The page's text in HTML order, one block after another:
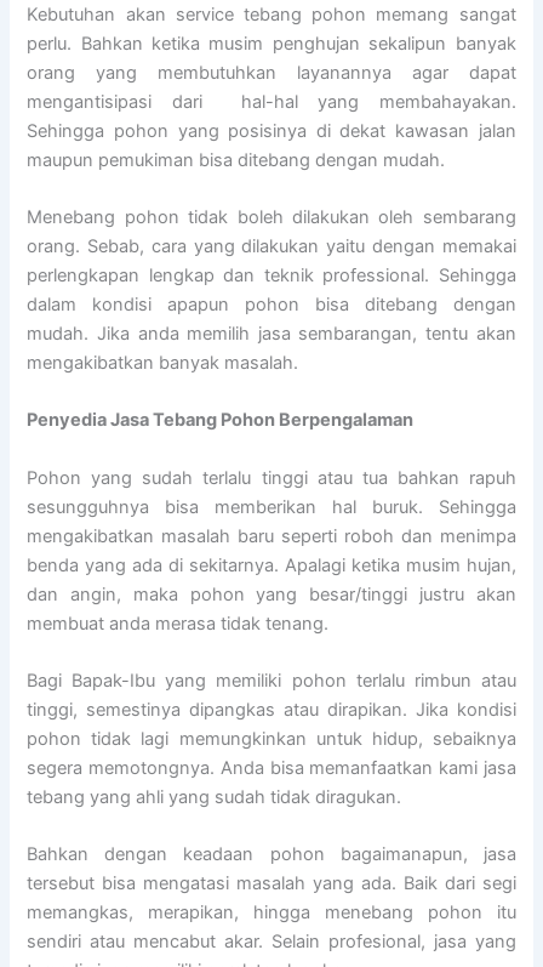
Kebutuhan akan service tebang pohon memang sangat
perlu. Bahkan ketika musim penghujan sekalipun banyak
orang yang membutuhkan layanannya agar dapat
mengantisipasi dari hal-hal yang membahayakan.
Sehingga pohon yang posisinya di dekat kawasan jalan
maupun pemukiman bisa ditebang dengan mudah.
Menebang pohon tidak boleh dilakukan oleh sembarang
orang. Sebab, cara yang dilakukan yaitu dengan memakai
perlengkapan lengkap dan teknik professional. Sehingga
dalam kondisi apapun pohon bisa ditebang dengan
mudah. Jika anda memilih jasa sembarangan, tentu akan
mengakibatkan banyak masalah.
PenyediaJasa Tebang Pohon Berpengalaman
Pohon yang sudah terlalu tinggi atau tua bahkan rapuh
sesungguhnya bisa memberikan hal buruk. Sehingga
mengakibatkan masalah baru seperti roboh dan menimpa
benda yang ada di sekitarnya. Apalagi ketika musim hujan,
dan angin, maka pohon yang besar/tinggi justru akan
membuat anda merasa tidak tenang.
Bagi Bapak-Ibu yang memiliki pohon terlalu rimbun atau
tinggi, semestinya dipangkas atau dirapikan. Jika kondisi
pohon tidak lagi memungkinkan untuk hidup, sebaiknya
segera memotongnya. Anda bisa memanfaatkan kami jasa
tebang yang ahli yang sudah tidak diragukan.
Bahkan dengan keadaan pohon bagaimanapun, jasa
tersebut bisa mengatasi masalah yang ada. Baik dari segi
memangkas, merapikan, hingga menebang pohon itu
sendiri atau mencabut akar. Selain profesional, jasa yang